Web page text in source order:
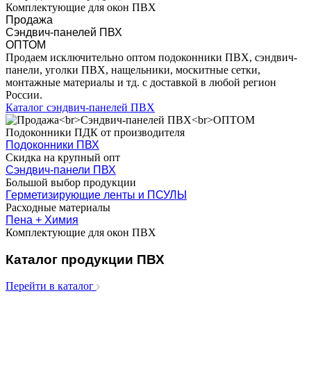
Комплектующие для окон ПВХ
Продажа
Сэндвич-панелей ПВХ
ОПТОМ
Продаем исключительно оптом подоконники ПВХ, сэндвич-
панели, уголки ПВХ, нащельники, москитные сетки,
монтажные материалы и тд. с доставкой в любой регион
России.
Каталог сэндвич-панелей ПВХ
Подоконники ПДК от производителя
Подоконники ПВХ
Скидка на крупный опт
Сэндвич-панели ПВХ
Большой выбор продукции
Герметизирующие ленты и ПСУЛЫ
Расходные материалы
Пена + Химия
Комплектующие для окон ПВХ
Каталог продукции ПВХ
Перейти в каталог